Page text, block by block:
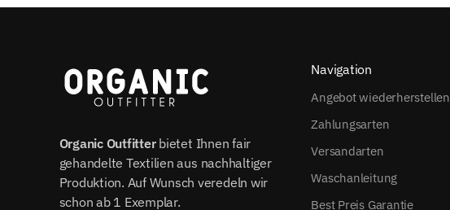
Organic Outfitterbietet Ihnen fair
gehandelte Textilien aus nachhaltiger
Produktion. Auf Wunsch veredeln wir
schon ab 1 Exemplar.
Navigation
Angebot wiederherstellen
Zahlungsarten
Versandarten
Waschanleitung
Best Preis Garantie